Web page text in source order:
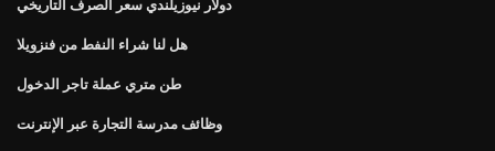
دولار نيوزيلندي سعر الصرف التاريخي
هل لنا شراء النفط من فنزويلا
طن متري عملة تاجر الدخول
وظائف مدرسة التجارة عبر الإنترنت